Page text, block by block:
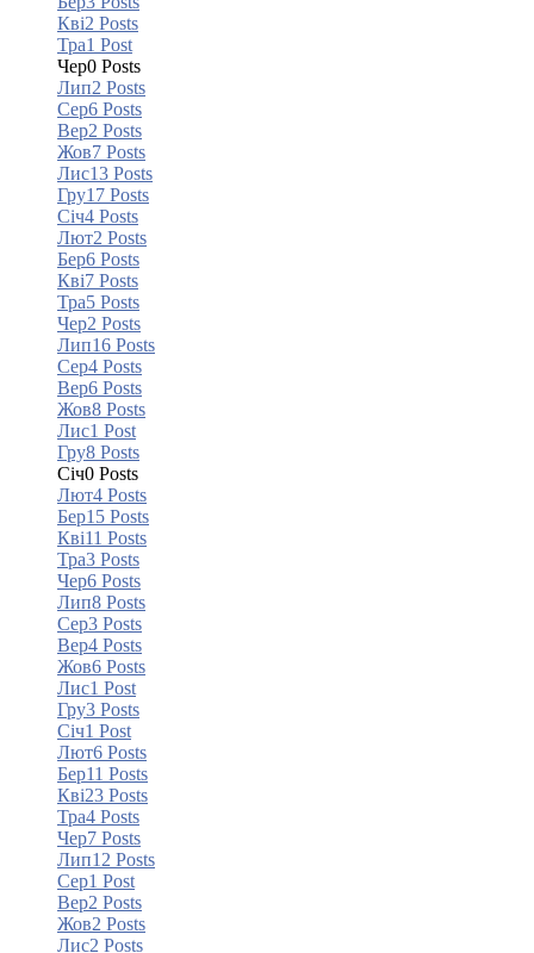
Кві2 Posts
Тра1 Post
Чер0 Posts
Лип2 Posts
Сер6 Posts
Вер2 Posts
Жов7 Posts
Лис13 Posts
Гру17 Posts
Січ4 Posts
Лют2 Posts
Бер6 Posts
Кві7 Posts
Тра5 Posts
Чер2 Posts
Лип16 Posts
Сер4 Posts
Вер6 Posts
Жов8 Posts
Лис1 Post
Гру8 Posts
Січ0 Posts
Лют4 Posts
Бер15 Posts
Кві11 Posts
Тра3 Posts
Чер6 Posts
Лип8 Posts
Сер3 Posts
Вер4 Posts
Жов6 Posts
Лис1 Post
Гру3 Posts
Січ1 Post
Лют6 Posts
Бер11 Posts
Кві23 Posts
Тра4 Posts
Чер7 Posts
Лип12 Posts
Сер1 Post
Вер2 Posts
Жов2 Posts
Лис2 Posts